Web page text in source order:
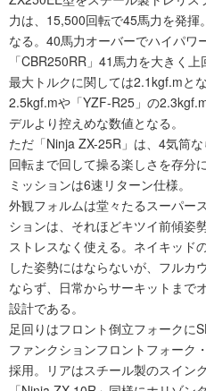
力は、15,500回転で45馬力を発揮
なる。40馬力オーバーでハイパワ
「CBR250RR」41馬力を大きく上
最大トルクに関しては2.1kgf.mと
2.5kgf.mや「YZF-R25」の
デルより控えめな数値となる。
ただ「Ninja ZX-25R」は、4気筒
回転まで回して操る楽しさを存分
ミッションは6速リターン仕様。
外観フォルムは堂々たるスーパー
ションは、それほどキツイ前傾姿
ストレスなく使える。ネイキッド
した姿勢にはならないが、フルカ
ならず、日常からサーキットまで
設計である。
足回りはフロント倒立フォークに
ファンクションフロントフォーク
採用。リアはスチール製のスイン